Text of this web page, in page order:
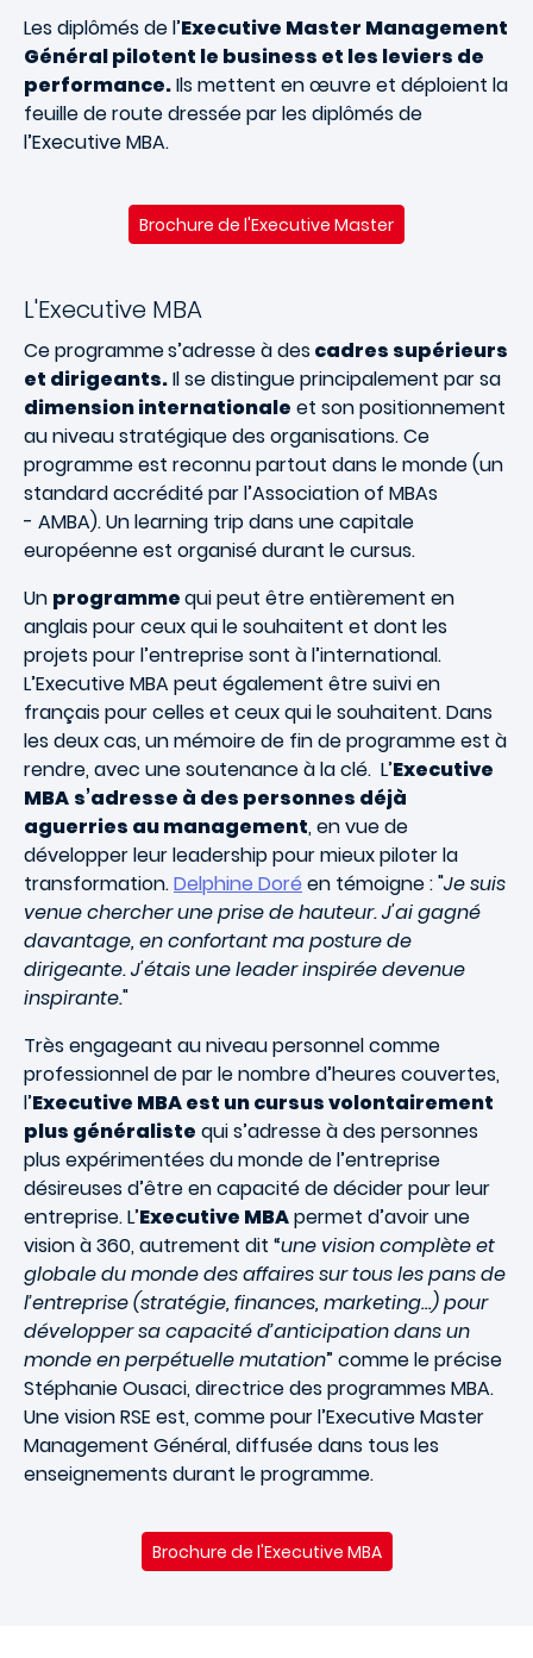
Les diplômés de l’Executive Master Management
Général pilotent le business et les leviers de
performance.Ils mettent en œuvre et déploient la
feuille de route dressée par les diplômés de
l’Executive MBA.
Brochure de l'Executive Master
L'Executive MBA
Ce programmes’adresse à descadres supérieurs
et dirigeants.Il se distingue principalement par sa
dimension internationale et son positionnement
au niveau stratégique des organisations. Ce
programme est reconnu partout dans le monde (un
standard accrédité par l’Association of MBAs
- AMBA). Un learning trip dans une capitale
européenne est organisé durant le cursus.
Un programmequi peut être entièrement en
anglais pour ceux qui le souhaitent et dont les
projets pour l’entreprise sont à l’international.
L’Executive MBA peut également être suivi en
français pour celles et ceux qui le souhaitent. Dans
les deux cas, un mémoire de fin de programme est à
rendre, avec une soutenance à la clé. L’Executive
MBA s’adresse à des personnes déjà
aguerries au management, en vue de
développer leur leadership pour mieux piloter la
transformation.Delphine Doréen témoigne : "Je suis
venue chercher une prise de hauteur. J'ai gagné
davantage, en confortant ma posture de
dirigeante. J'étais une leader inspirée devenue
inspirante."
Très engageant au niveau personnel comme
professionnel de par le nombre d’heures couvertes,
l’Executive MBA est un cursus volontairement
plus généraliste qui s’adresse à des personnes
plus expérimentées du monde de l’entreprise
désireuses d’être en capacité de décider pour leur
entreprise. L’Executive MBApermet d’avoir une
vision à 360, autrement dit “une vision complète et
globale du monde des affaires sur tous les pans de
l’entreprise (stratégie, finances, marketing…) pour
développer sa capacité d’anticipation dans un
monde en perpétuelle mutation” comme le précise
Stéphanie Ousaci, directrice des programmes MBA.
Une vision RSE est, comme pour l’Executive Master
Management Général, diffusée dans tous les
enseignements durant le programme.
Brochure de l'Executive MBA